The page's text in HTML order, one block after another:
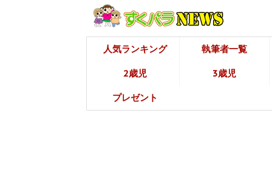
人気ランキング 執筆者一覧
2歳児 3歳児
プレゼント